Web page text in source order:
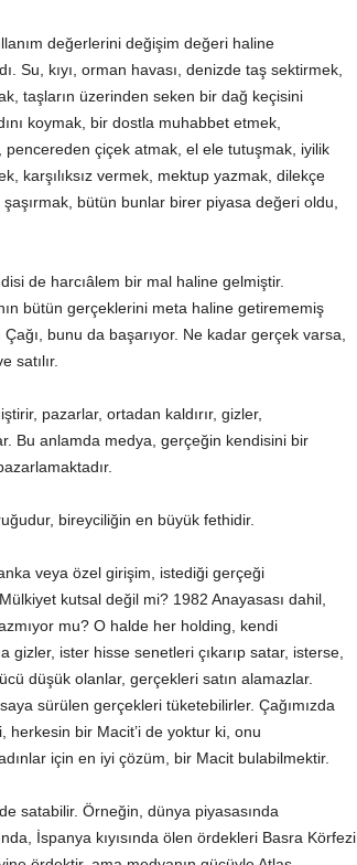
değerlerini değişim değeri haline
Su, kıyı, orman havası, denizde taş sektirmek,
taşların üzerinden seken bir dağ keçisini
koymak, bir dostla muhabbet etmek,
pencereden çiçek atmak, el ele tutuşmak, iyilik
karşılıksız vermek, mektup yazmak, dilekçe
bütün bunlar birer piyasa değeri oldu,
de harcıâlem bir mal haline gelmiştir.
bütün gerçeklerini meta haline getirememiş
bunu da başarıyor. Ne kadar gerçek varsa,
satılır.
pazarlar, ortadan kaldırır, gizler,
Bu anlamda medya, gerçeğin kendisini bir
bireyciliğin en büyük fethidir.
veya özel girişim, istediği gerçeği
kutsal değil mi? 1982 Anayasası dahil,
mu? O halde her holding, kendi
gizler, ister hisse senetleri çıkarıp satar, isterse,
düşük olanlar, gerçekleri satın alamazlar.
sürülen gerçekleri tüketebilirler. Çağımızda
herkesin bir Macit’i de yoktur ki, onu
için en iyi çözüm, bir Macit bulabilmektir.
satabilir. Örneğin, dünya piyasasında
İspanya kıyısında ölen ördekleri Basra Körfezi